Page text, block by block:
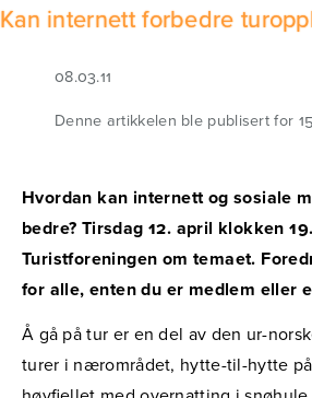
Kan internett forbedre
08.03.11
Denne artikkelen ble publisert for
Hvordan kan internett og sosiale
bedre? Tirsdag 12. april klokken
Turistforeningen om temaet.
for alle, enten du er medlem eller
Å gå på tur er en del av den ur-
turer i nærområdet, hytte-til-hytte